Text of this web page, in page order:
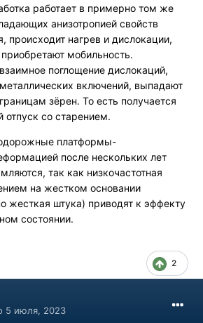
работает в примерно том же
анизотропией свойств
происходит нагрев и дислокации,
мобильность.
поглощение дислокаций,
включений, выпадают
зёрен. То есть получается
отпуск со старением.
платформы-
после нескольких лет
так как низкочастотная
на жестком основании
жесткая штука) приводят к эффекту
состоянии.
2
5 июля, 2023